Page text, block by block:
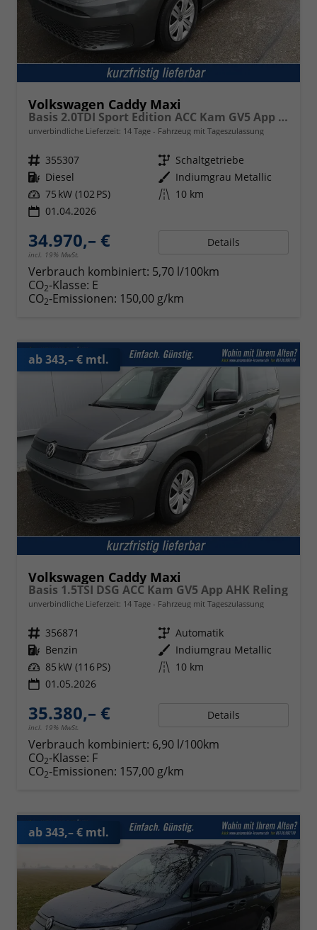
Volkswagen Caddy Maxi
Basis 2.0TDI Sport Edition ACC Kam GV5 App AHK Reling
unverbindliche Lieferzeit: 14 Tage Fahrzeug mit Tageszulassung
Fahrzeugnr. 355307 Getriebe Schaltgetriebe
Kraftstoff Diesel Außenfarbe Indiumgrau Metallic
Leistung 75 kW (102 PS) Kilometerstand 10 km
01.04.2026
34.970,– €
incl. 19% MwSt.
Details
Verbrauch kombiniert: 5,70 l/100km
CO2-Klasse: E
CO2-Emissionen: 150,00 g/km
ab 343,– € mtl.
Volkswagen Caddy Maxi
Basis 1.5TSI DSG ACC Kam GV5 App AHK Reling
unverbindliche Lieferzeit: 14 Tage Fahrzeug mit Tageszulassung
Fahrzeugnr. 356871 Getriebe Automatik
Kraftstoff Benzin Außenfarbe Indiumgrau Metallic
Leistung 85 kW (116 PS) Kilometerstand 10 km
01.05.2026
35.380,– €
incl. 19% MwSt.
Details
Verbrauch kombiniert: 6,90 l/100km
CO2-Klasse: F
CO2-Emissionen: 157,00 g/km
ab 343,– € mtl.